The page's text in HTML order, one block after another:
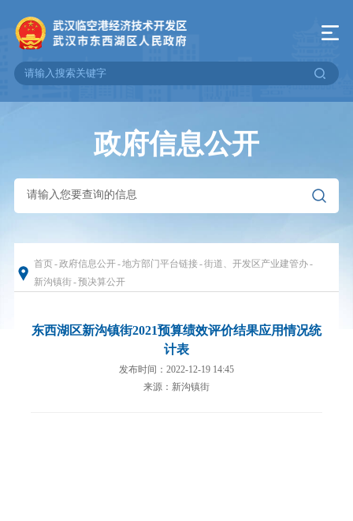
政府信息公开
首页-政府信息公开-地方部门平台链接-街道、开发区产业建管办-
新沟镇街-预决算公开
东西湖区新沟镇街2021预算绩效评价结果应用情况统
计表
发布时间：2022-12-19 14:45
来源：新沟镇街